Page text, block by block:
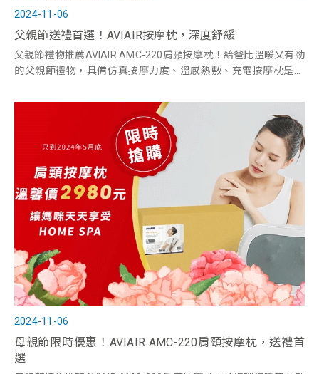
2024-11-06
父親節送禮首選！AVIAIR按摩枕，深度舒緩
父親節禮物推薦AVIAIR AMC-220肩頸按摩枕！給爸比溫暖又有勁
的父親節禮物，具備仿真按摩力度、溫感熱敷、充電按摩枕是你
2024-11-06
母親節限時優惠！AVIAIR AMC-220肩頸按摩枕，送禮首
選